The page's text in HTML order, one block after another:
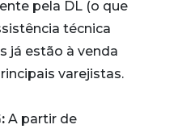
pela DL (o que
técnica
já estão à venda
varejistas.
A partir de